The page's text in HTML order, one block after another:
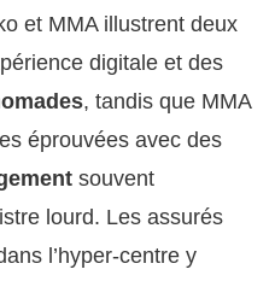
et MMA illustrent deux
digitale et des
, tandis que MMA
éprouvées avec des
souvent
lourd. Les assurés
l’hyper-centre y